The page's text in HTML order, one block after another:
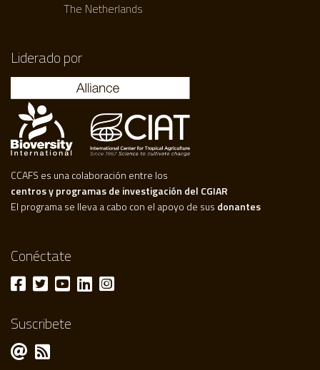
The Netherlands
Liderado por
CCAFS es una colaboración entre los
centros y programas de investigación del CGIAR
El programa se lleva a cabo con el apoyo de sus donantes
Conéctate
Suscribete